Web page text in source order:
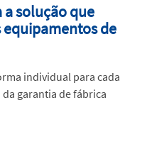
a solução que
de
individual para cada
garantia de fábrica